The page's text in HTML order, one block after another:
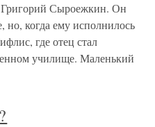
Сыроежкин. Он
но, когда ему исполнилось
где отец стал
училище. Маленький